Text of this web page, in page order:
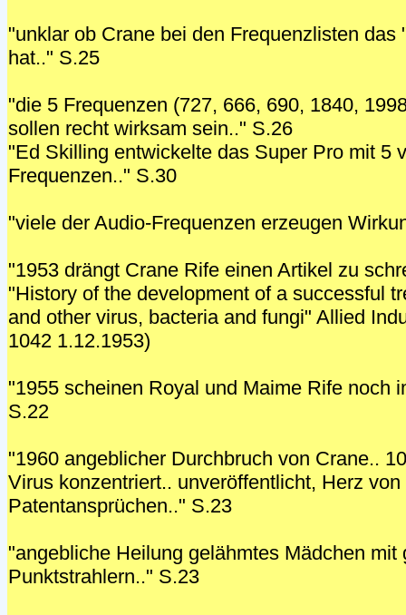
"unklar ob Crane bei den Frequenzlisten das
hat.." S.25
"die 5 Frequenzen (727, 666, 690, 1840,
sollen recht wirksam sein.." S.26
"Ed Skilling entwickelte das Super Pro mit 5
Frequenzen.." S.30
"viele der Audio-Frequenzen erzeugen
"1953 drängt Crane Rife einen Artikel zu
"History of the development of a successful
and other virus, bacteria and fungi" Allied
1042 1.12.1953)
"1955 scheinen Royal und Maime Rife noch
S.22
"1960 angeblicher Durchbruch von Crane..
Virus konzentriert.. unveröffentlicht, Herz von
Patentansprüchen.." S.23
"angebliche Heilung gelähmtes Mädchen mit
Punktstrahlern.." S.23